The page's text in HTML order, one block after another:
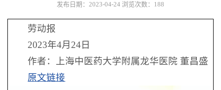
发布日期：2023-04-24 浏览次数： 188
劳动报
2023年4月24日
作者：上海中医药大学附属龙华医院 董昌盛
原文链接